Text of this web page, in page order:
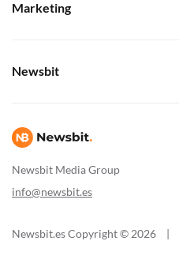
Newsbit Media Group
info@newsbit.es
Marketing
Newsbit
Newsbit.es Copyright © 2026 |